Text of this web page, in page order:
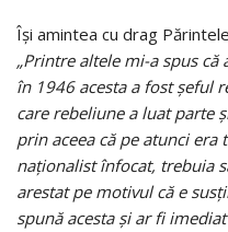
Îşi amintea cu drag
„Printre altele mi-a spus
în 1946 acesta a fost şeful
care rebeliune a luat parte
prin aceea că pe atunci
naţionalist înfocat, trebuia
arestat pe motivul că e
spună acesta şi ar fi